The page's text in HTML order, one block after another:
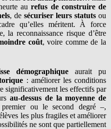
aurefus de construire de
, de sécuriser leurs statuts ou
qu’elles méritent. À force
la reconnaissance risque d’être
coût, voire comme de la
démographique aurait pu
: améliorer les conditions
significativement les effectifs par
au-dessus de la moyenne de
ou le second degré –,
les plus fragiles et améliorer
ne sont que partiellement